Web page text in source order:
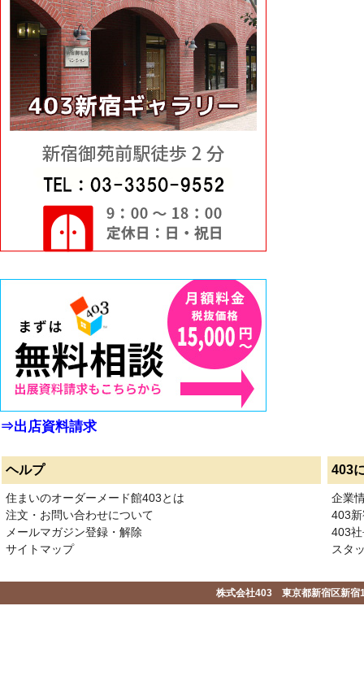
⇒出店資料請求
ヘルプ 403
住まいのオーダーメード館403とは
注文・お問い合わせについて
メールマガジン登録・解除
サイトマップ
企業
403
403
スタ
株式会社403 東京都新宿区新